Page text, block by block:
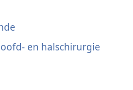
en halschirurgie